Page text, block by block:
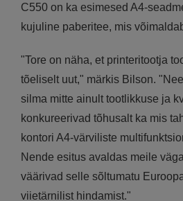
C550 on ka esimesed A4-
kujuline paberitee, mis
"Tore on näha, et printeritootja
tõeliselt uut," märkis Bilson.
silma mitte ainult tootlikkuse ja
konkureerivad tõhusalt ka mis
kontori A4-värviliste
Nende esitus avaldas meile
väärivad selle sõltumatu
viietärnilist hindamist."